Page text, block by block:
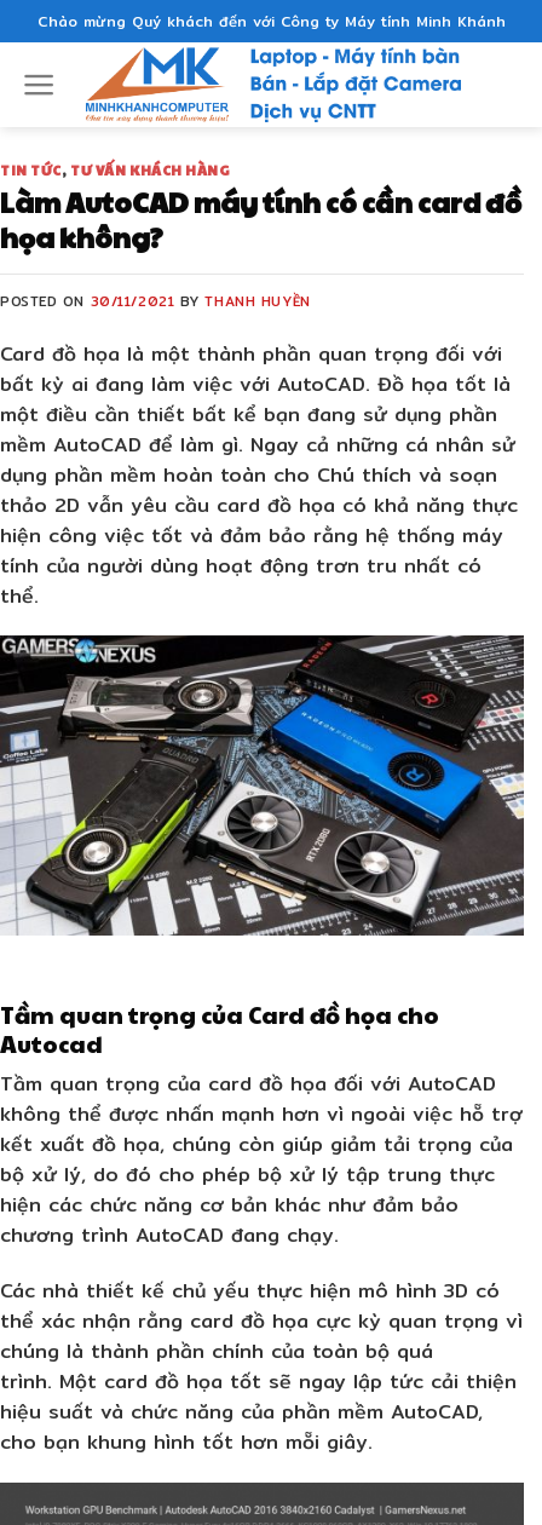
to
content
Chào mừng Quý khách đến với Công ty Máy tính Minh Khánh
TIN TỨC, TƯ VẤN KHÁCH HÀNG
Làm AutoCAD máy tính có cần card đồ
họa không?
POSTED ON 30/11/2021 BYTHANH HUYỀN
Card đồ họa là một thành phần quan trọng đối với
bất kỳ ai đang làm việc với AutoCAD. Đồ họa tốt là
một điều cần thiết bất kể bạn đang sử dụng phần
mềm AutoCAD để làm gì. Ngay cả những cá nhân sử
dụng phần mềm hoàn toàn cho Chú thích và soạn
thảo 2D vẫn yêu cầu card đồ họa có khả năng thực
hiện công việc tốt và đảm bảo rằng hệ thống máy
tính của người dùng hoạt động trơn tru nhất có
thể.
Tầm quan trọng của Card đồ họa cho
Autocad
Tầm quan trọng của card đồ họa đối với AutoCAD
không thể được nhấn mạnh hơn vì ngoài việc hỗ trợ
kết xuất đồ họa, chúng còn giúp giảm tải trọng của
bộ xử lý, do đó cho phép bộ xử lý tập trung thực
hiện các chức năng cơ bản khác như đảm bảo
chương trình AutoCAD đang chạy.
Các nhà thiết kế chủ yếu thực hiện mô hình 3D có
thể xác nhận rằng card đồ họa cực kỳ quan trọng vì
chúng là thành phần chính của toàn bộ quá
trình. Một card đồ họa tốt sẽ ngay lập tức cải thiện
hiệu suất và chức năng của phần mềm AutoCAD,
cho bạn khung hình tốt hơn mỗi giây.